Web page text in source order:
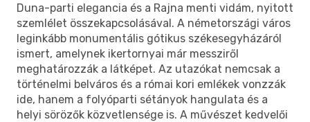
Duna-parti elegancia és a Rajna menti vidám, nyitott
szemlélet összekapcsolásával. A németországi város
leginkább monumentális gótikus székesegyházáról
ismert, amelynek ikertornyai már messziről
meghatározzák a látképet. Az utazókat nemcsak a
történelmi belváros és a római kori emlékek vonzzák
ide, hanem a folyóparti sétányok hangulata és a
helyi sörözők közvetlensége is. A művészet kedvelői